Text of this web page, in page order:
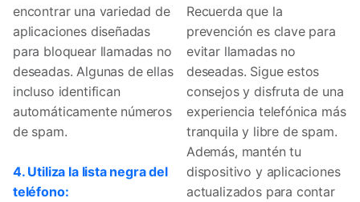
encontrar una variedad de
aplicaciones diseñadas
para bloquear llamadas no
deseadas. Algunas de ellas
incluso identifican
automáticamente números
de spam.
4. Utiliza la lista negra del
teléfono:
Recuerda que la
prevención es clave para
evitar llamadas no
deseadas. Sigue estos
consejos y disfruta de una
experiencia telefónica más
tranquila y libre de spam.
Además, mantén tu
dispositivo y aplicaciones
actualizados para contar